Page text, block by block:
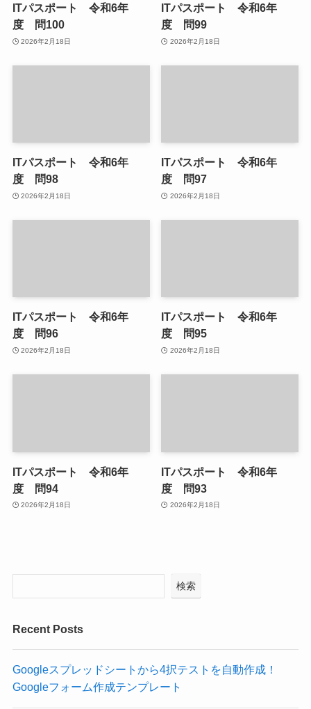
ITパスポート 令和6年
度 問100
2026年2月18日
ITパスポート 令和6年
度 問99
2026年2月18日
ITパスポート 令和6年
度 問98
2026年2月18日
ITパスポート 令和6年
度 問97
2026年2月18日
ITパスポート 令和6年
度 問96
2026年2月18日
ITパスポート 令和6年
度 問95
2026年2月18日
ITパスポート 令和6年
度 問94
2026年2月18日
ITパスポート 令和6年
度 問93
2026年2月18日
検索
Recent Posts
Googleスプレッドシートから4択テストを自動作成！
Googleフォーム作成テンプレート